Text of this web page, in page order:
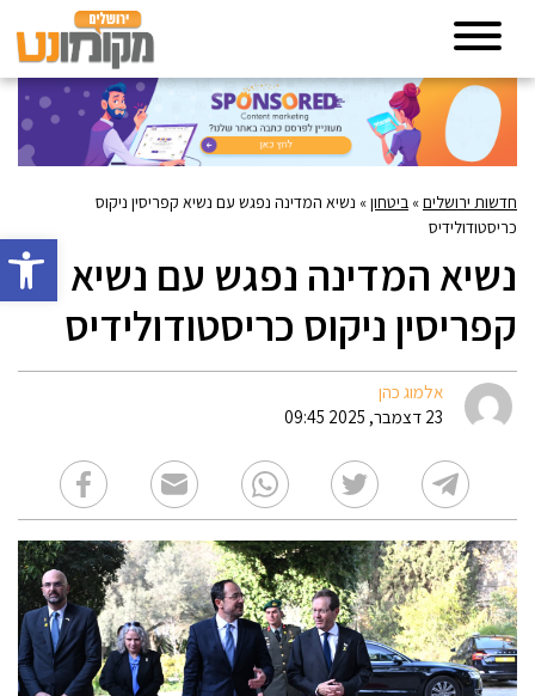
פתח
חדשות ירושלים» ביטחון» נשיא המדינה נפגש עם נשיא קפריסין ניקוס
כריסטודולידיס
נשיא המדינה נפגש עם נשיא
קפריסין ניקוס כריסטודולידיס
אלמוג כהן
23 דצמבר, 2025 09:45